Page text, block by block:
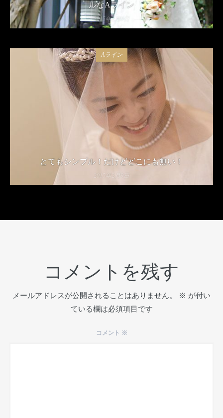
ルなAライン
2015年2月9日
Aライン
とてもシンプル！だけどどこにも無い！
2015年2月9日
コメントを残す
メールアドレスが公開されることはありません。 ※ が付い
ている欄は必須項目です
コメント ※